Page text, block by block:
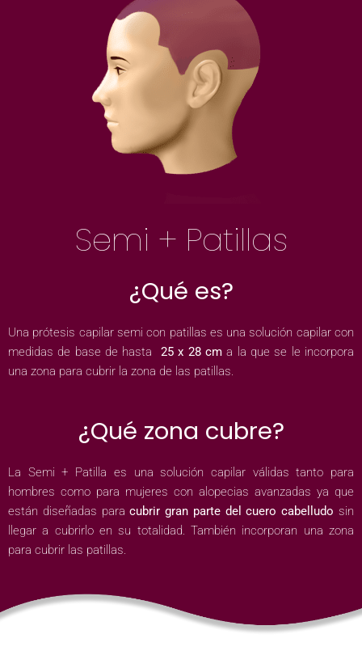
Semi + Patillas
¿Qué es?
Una prótesis capilar semi con patillas es una solución capilar con
medidas de base de hasta 25 x 28 cm a la que se le incorpora
una zona para cubrir la zona de las patillas.
¿Qué zona cubre?
La Semi + Patilla es una solución capilar válidas tanto para
hombres como para mujeres con alopecias avanzadas ya que
están diseñadas paracubrir gran parte del cuero cabelludo sin
llegar a cubrirlo en su totalidad. También incorporan una zona
para cubrir las patillas.